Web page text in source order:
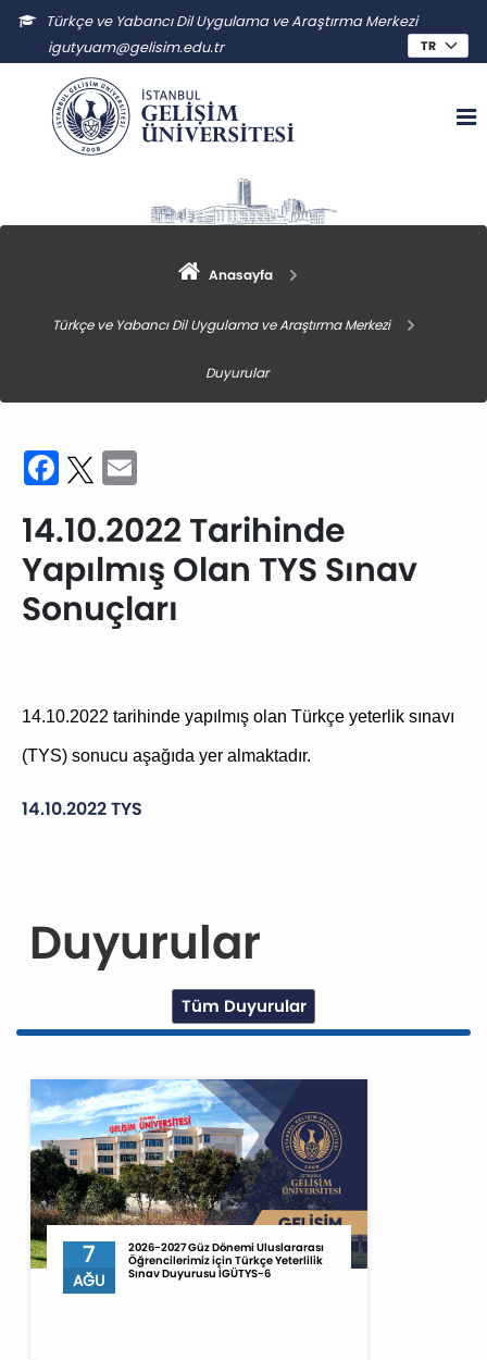
Türkçe ve Yabancı Dil Uygulama ve Araştırma Merkezi
igutyuam@gelisim.edu.tr
Anasayfa
Türkçe ve Yabancı Dil Uygulama ve Araştırma Merkezi
Duyurular
Facebook
Twitter
14.10.2022 Tarihinde
Yapılmış Olan TYS Sınav
Sonuçları
14.10.2022 tarihinde yapılmış olan Türkçe yeterlik sınavı
(TYS) sonucu aşağıda yer almaktadır.
14.10.2022 TYS
Duyurular
Tüm Duyurular
7
AĞU
2026-2027 Güz Dönemi Uluslararası
Öğrencilerimiz için Türkçe Yeterlilik
Sınav Duyurusu İGÜTYS-6